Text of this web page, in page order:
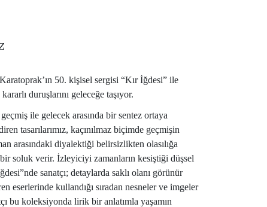
50. kişisel sergisi “Kır İğdesi” ile
duruşlarını geleceğe taşıyor.
ile gelecek arasında bir sentez ortaya
tasarılarımız, kaçınılmaz biçimde geçmişin
arasındaki diyalektiği belirsizlikten olasılığa
soluk verir. İzleyiciyi zamanların kesiştiği düşsel
sanatçı; detaylarda saklı olanı görünür
eserlerinde kullandığı sıradan nesneler ve imgeler
bu koleksiyonda lirik bir anlatımla yaşamın